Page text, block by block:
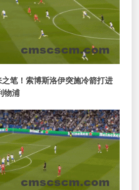
笔！索博斯洛伊突施冷箭打进
物浦